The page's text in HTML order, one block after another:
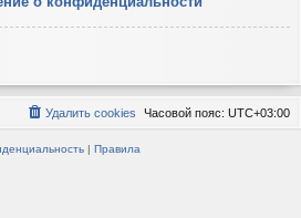
Часовой пояс: UTC+03:00
Удалить cookies
| Правила